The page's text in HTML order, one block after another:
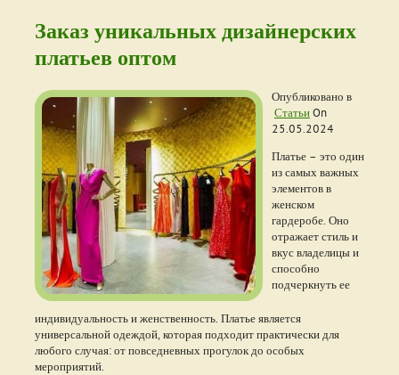
Заказ уникальных дизайнерских
платьев оптом
Опубликовано в
СтатьиOn
25.05.2024
Платье – это один
из самых важных
элементов в
женском
гардеробе. Оно
отражает стиль и
вкус владелицы и
способно
подчеркнуть ее
индивидуальность и женственность. Платье является
универсальной одеждой, которая подходит практически для
любого случая: от повседневных прогулок до особых
мероприятий.